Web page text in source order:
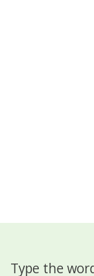
Type the